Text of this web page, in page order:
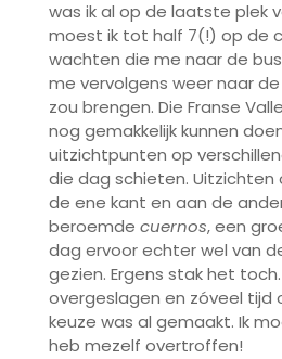
was ik al op de laatste plek
moest ik tot half 7(!) op de
wachten die me naar de
me vervolgens weer naar
zou brengen. Die Franse
nog gemakkelijk kunnen
uitzichtpunten op
die dag schieten. Uitzichten
de ene kant en aan de
beroemde cuernos, een
dag ervoor echter wel van
gezien. Ergens stak het
overgeslagen en zóveel tijd
keuze was al gemaakt. Ik
heb mezelf overtroffen!